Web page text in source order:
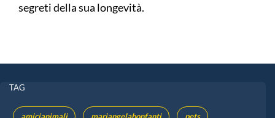
segreti della sua longevità.
TAG